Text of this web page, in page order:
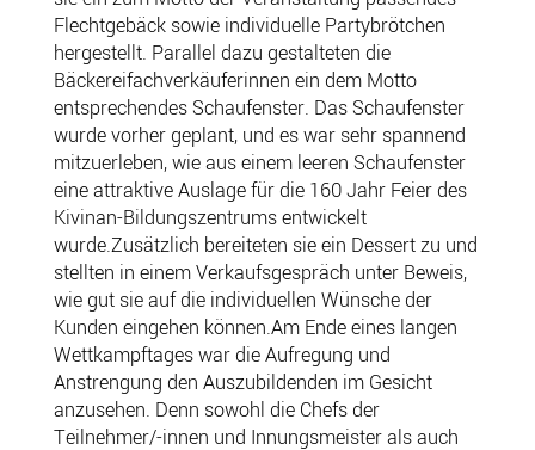
Flechtgebäck sowie individuelle Partybrötchen
hergestellt. Parallel dazu gestalteten die
Bäckereifachverkäuferinnen ein dem Motto
entsprechendes Schaufenster. Das Schaufenster
wurde vorher geplant, und es war sehr spannend
mitzuerleben, wie aus einem leeren Schaufenster
eine attraktive Auslage für die 160 Jahr Feier des
Kivinan-Bildungszentrums entwickelt
wurde.Zusätzlich bereiteten sie ein Dessert zu und
stellten in einem Verkaufsgespräch unter Beweis,
wie gut sie auf die individuellen Wünsche der
Kunden eingehen können.Am Ende eines langen
Wettkampftages war die Aufregung und
Anstrengung den Auszubildenden im Gesicht
anzusehen. Denn sowohl die Chefs der
Teilnehmer/-innen und Innungsmeister als auch